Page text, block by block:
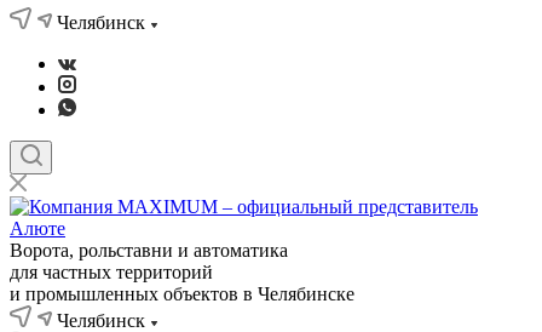
Челябинск
Ворота, рольставни и автоматика
для частных территорий
и промышленных объектов в Челябинске
Челябинск